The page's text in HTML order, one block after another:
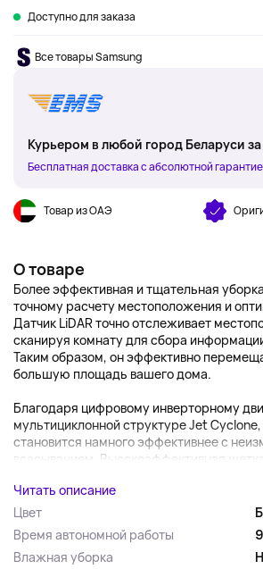
Доступно для заказа
Все товары Samsung
Курьером в любой город Беларуси
Бесплатная доставка с абсолютной
Товар из ОАЭ
О товаре
Более эффективная и тщательная
точному расчету местоположения и
Датчик LiDAR точно отслеживает
сканируя комнату для сбора
Таким образом, он эффективно
большую площадь вашего дома.
Благодаря цифровому инверторному
мультициклонной структуре Jet
становится намного эффективнее с
всасыванием. Высокоэффективная щетка
Читать описание
Цвет
Время автономной работы
Влажная уборка